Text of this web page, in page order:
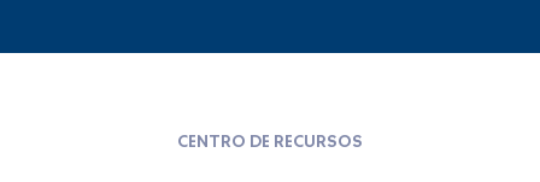
CENTRO DE RECURSOS